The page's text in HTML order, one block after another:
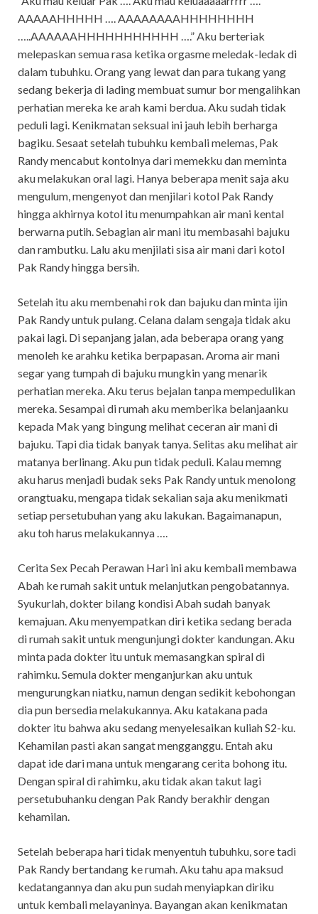
AAAAAHHHHH …. AAAAAAAAHHHHHHHH
…..AAAAAAHHHHHHHHHHH ….” Aku berteriak
melepaskan semua rasa ketika orgasme meledak-ledak di
dalam tubuhku. Orang yang lewat dan para tukang yang
sedang bekerja di lading membuat sumur bor mengalihkan
perhatian mereka ke arah kami berdua. Aku sudah tidak
peduli lagi. Kenikmatan seksual ini jauh lebih berharga
bagiku. Sesaat setelah tubuhku kembali melemas, Pak
Randy mencabut kontolnya dari memekku dan meminta
aku melakukan oral lagi. Hanya beberapa menit saja aku
mengulum, mengenyot dan menjilari kotol Pak Randy
hingga akhirnya kotol itu menumpahkan air mani kental
berwarna putih. Sebagian air mani itu membasahi bajuku
dan rambutku. Lalu aku menjilati sisa air mani dari kotol
Pak Randy hingga bersih.
Setelah itu aku membenahi rok dan bajuku dan minta ijin
Pak Randy untuk pulang. Celana dalam sengaja tidak aku
pakai lagi. Di sepanjang jalan, ada beberapa orang yang
menoleh ke arahku ketika berpapasan. Aroma air mani
segar yang tumpah di bajuku mungkin yang menarik
perhatian mereka. Aku terus bejalan tanpa mempedulikan
mereka. Sesampai di rumah aku memberika belanjaanku
kepada Mak yang bingung melihat ceceran air mani di
bajuku. Tapi dia tidak banyak tanya. Selitas aku melihat air
matanya berlinang. Aku pun tidak peduli. Kalau memng
aku harus menjadi budak seks Pak Randy untuk menolong
orangtuaku, mengapa tidak sekalian saja aku menikmati
setiap persetubuhan yang aku lakukan. Bagaimanapun,
aku toh harus melakukannya ….
Cerita Sex Pecah Perawan Hari ini aku kembali membawa
Abah ke rumah sakit untuk melanjutkan pengobatannya.
Syukurlah, dokter bilang kondisi Abah sudah banyak
kemajuan. Aku menyempatkan diri ketika sedang berada
di rumah sakit untuk mengunjungi dokter kandungan. Aku
minta pada dokter itu untuk memasangkan spiral di
rahimku. Semula dokter menganjurkan aku untuk
mengurungkan niatku, namun dengan sedikit kebohongan
dia pun bersedia melakukannya. Aku katakana pada
dokter itu bahwa aku sedang menyelesaikan kuliah S2-ku.
Kehamilan pasti akan sangat mengganggu. Entah aku
dapat ide dari mana untuk mengarang cerita bohong itu.
Dengan spiral di rahimku, aku tidak akan takut lagi
persetubuhanku dengan Pak Randy berakhir dengan
kehamilan.
Setelah beberapa hari tidak menyentuh tubuhku, sore tadi
Pak Randy bertandang ke rumah. Aku tahu apa maksud
kedatangannya dan aku pun sudah menyiapkan diriku
untuk kembali melayaninya. Bayangan akan kenikmatan